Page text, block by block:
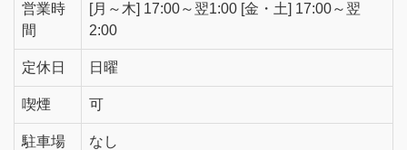
営業時
間
[月～木] 17:00～翌1:00 [金・土] 17:00～翌
2:00
定休日 日曜
喫煙 可
駐車場 なし